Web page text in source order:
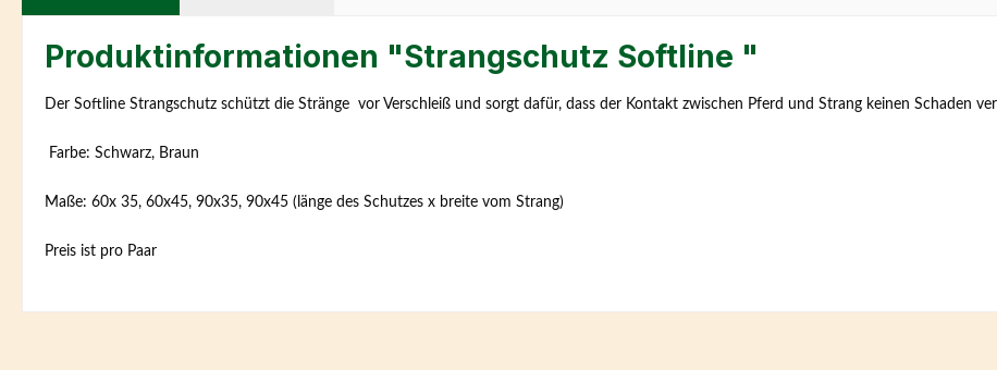
Produktinformationen "Strangschutz Softline "
Der Softline Strangschutz schützt die Stränge vor Verschleiß und sorgt dafür, dass der Kontakt zwischen Pferd und Strang keinen Schaden
Farbe: Schwarz, Braun
Maße: 60x 35, 60x45, 90x35, 90x45 (länge des Schutzes x breite vom Strang)
Preis ist pro Paar